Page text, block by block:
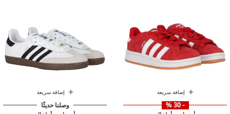
إضافة سريعة
- 30 %
إضافة سريعة
وصلنا حديثًا